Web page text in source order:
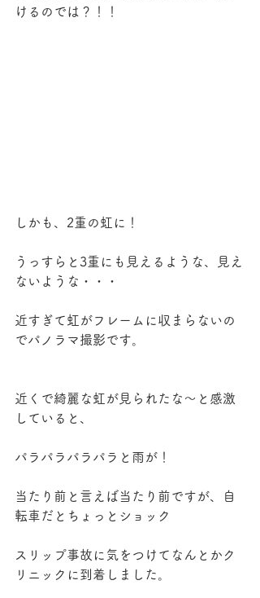
けるのでは？！！
しかも、2重の虹に！
うっすらと3重にも見えるような、見え
ないような・・・
近すぎて虹がフレームに収まらないの
でパノラマ撮影です。
近くで綺麗な虹が見られたな〜と感激
していると、
パラパラパラパラと雨が！
当たり前と言えば当たり前ですが、自
転車だとちょっとショック
スリップ事故に気をつけてなんとかク
リニックに到着しました。